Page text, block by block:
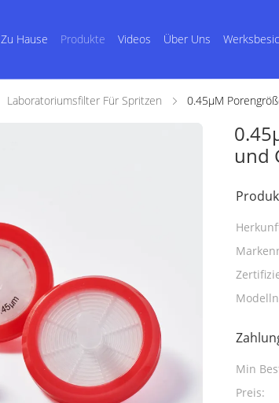
Zu Hause Produkte Videos Über Uns
Laboratoriumsfilter Für Spritzen 0.45μM
und
Min
Preis: